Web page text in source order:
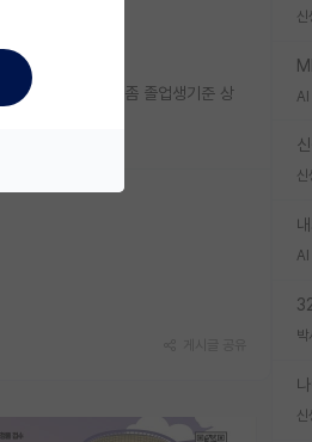
니면 실적분야도 좀 졸업생기준 상